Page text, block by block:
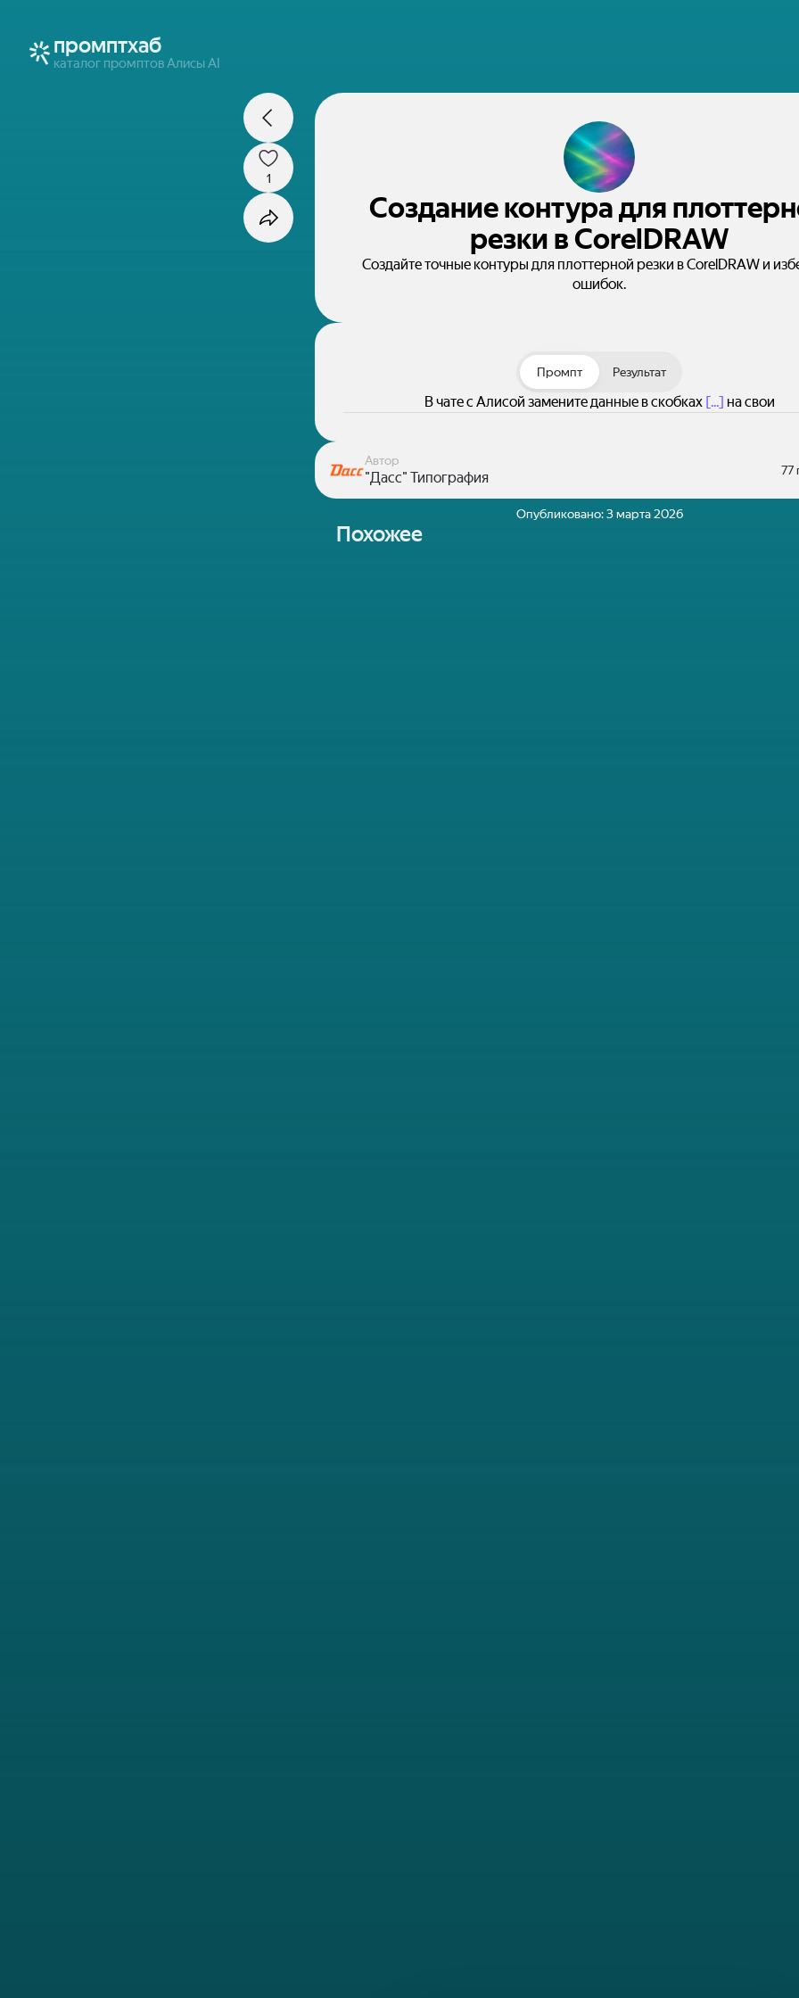
промптхаб
каталог промптов Алисы AI
Создание контура для
резки в CorelDRAW
Создайте точные контуры для плоттерной резки в CorelDRAW и
ошибок.
1
Промпт Результат
В чате с Алисой замените данные в скобках [...] на свои
Автор
"Дасс" Типография 77
Опубликовано:3 марта 2026
Похожее